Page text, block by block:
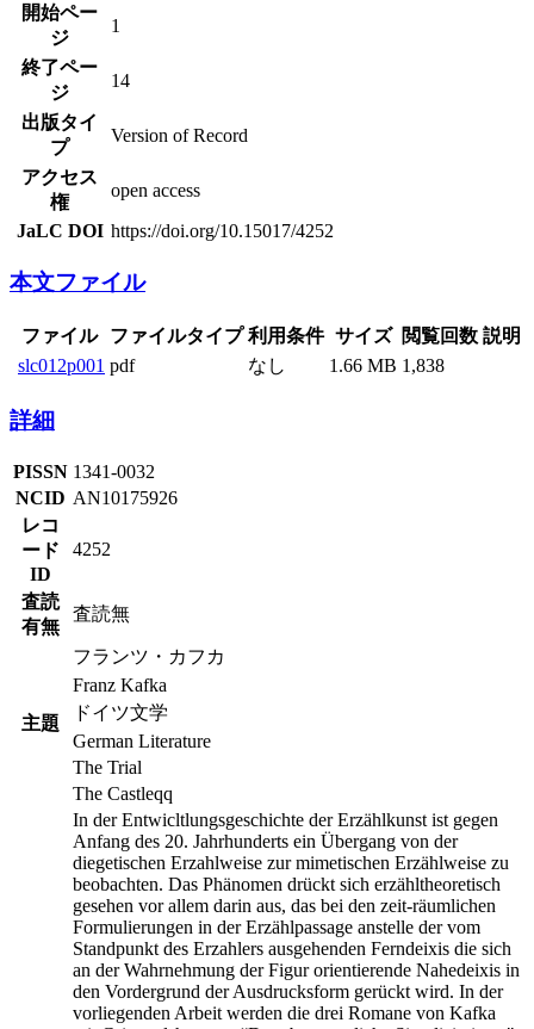
開始ペー
ジ
1
終了ペー
ジ
14
出版タイ
プ
Version of Record
アクセス
権
open access
JaLC DOI https://doi.org/10.15017/4252
本文ファイル
ファイル ファイルタイプ 利用条件 サイズ 閲覧回数 説明
slc012p001 pdf なし 1.66 MB 1,838
詳細
PISSN 1341-0032
NCID AN10175926
レコ
ード
ID
4252
査読
有無
査読無
主題
フランツ・カフカ
Franz Kafka
ドイツ文学
German Literature
The Trial
The Castleqq
In der Entwicltlungsgeschichte der Erzählkunst ist gegen
Anfang des 20. Jahrhunderts ein Übergang von der
diegetischen Erzahlweise zur mimetischen Erzählweise zu
beobachten. Das Phänomen drückt sich erzähltheoretisch
gesehen vor allem darin aus, das bei den zeit-räumlichen
Formulierungen in der Erzählpassage anstelle der vom
Standpunkt des Erzahlers ausgehenden Ferndeixis die sich
an der Wahrnehmung der Figur orientierende Nahedeixis in
den Vordergrund der Ausdrucksform gerückt wird. In der
vorliegenden Arbeit werden die drei Romane von Kafka